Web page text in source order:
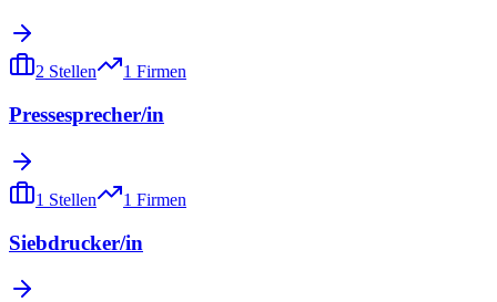
2 Stellen 1 Firmen
Pressesprecher/in
1 Stellen 1 Firmen
Siebdrucker/in